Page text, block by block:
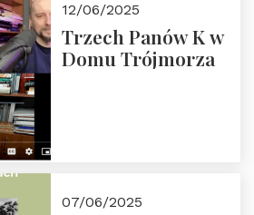
Fundacji
12/06/2025
Trzech Panów K w
Domu Trójmorza
07/06/2025